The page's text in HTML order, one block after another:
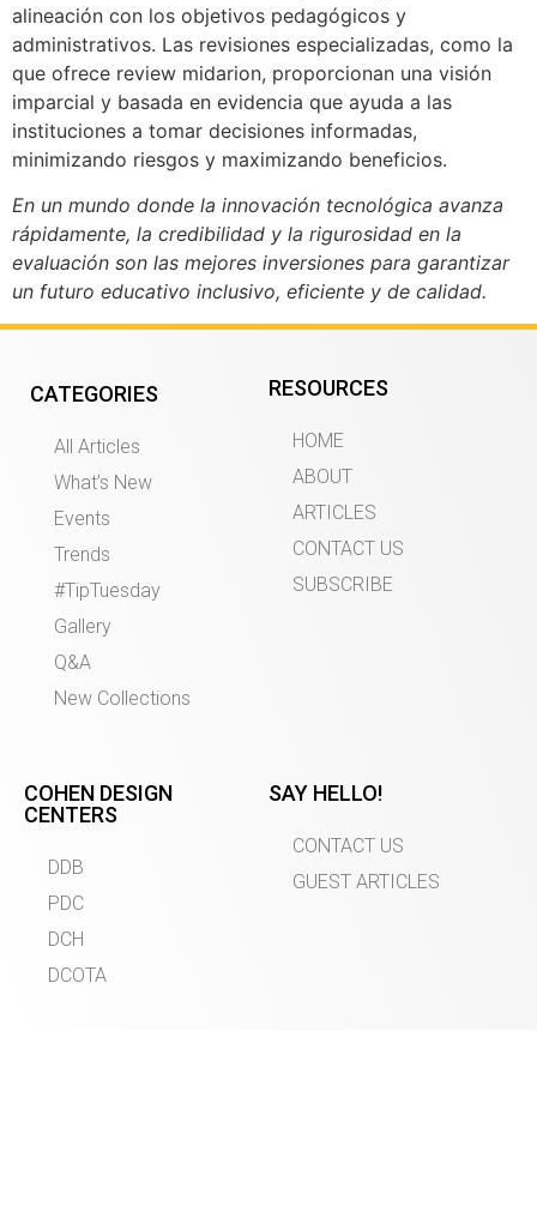
alineación con los objetivos pedagógicos y
administrativos. Las revisiones especializadas, como la
que ofrece review midarion, proporcionan una visión
imparcial y basada en evidencia que ayuda a las
instituciones a tomar decisiones informadas,
minimizando riesgos y maximizando beneficios.
En un mundo donde la innovación tecnológica avanza
rápidamente, la credibilidad y la rigurosidad en la
evaluación son las mejores inversiones para garantizar
un futuro educativo inclusivo, eficiente y de calidad.
CATEGORIES
All Articles
What’s New
Events
Trends
#TipTuesday
Gallery
Q&A
New Collections
RESOURCES
HOME
ABOUT
ARTICLES
CONTACT US
SUBSCRIBE
COHEN DESIGN
CENTERS
DDB
PDC
DCH
DCOTA
SAY HELLO!
CONTACT US
GUEST ARTICLES